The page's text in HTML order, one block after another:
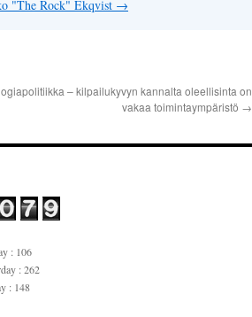
"The Rock" Ekqvist →
– kilpailukyvyn kannalta oleellisinta on
vakaa toimintaympäristö →
: 106
: 262
: 148